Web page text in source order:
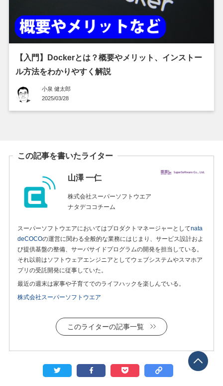
【入門】Dockerとは？概要やメリット、インストー
ル方法をわかりやすく解説
小泉 健太郎
2025/03/28
この記事を書いたライター
山澤 一仁
株式会社スーパーソフトウエア
ナタデココチーム
スーパーソフトウエアにおいてはプロダクトマネージャーとしてnata
deCOCOの運営に関わる全般的な業務にはじまり、サービス設計およ
び提供基盤の整備、サーバサイドプログラムの開発を担当している。
それ以前はソフトウェアエンジニアとしてウェブシステムやスマホア
プリの受託開発に従事していた。
最近の週末は家事や子育てでのライフハックを楽しんでいる。
株式会社スーパーソフトウエア
このライターの記事一覧